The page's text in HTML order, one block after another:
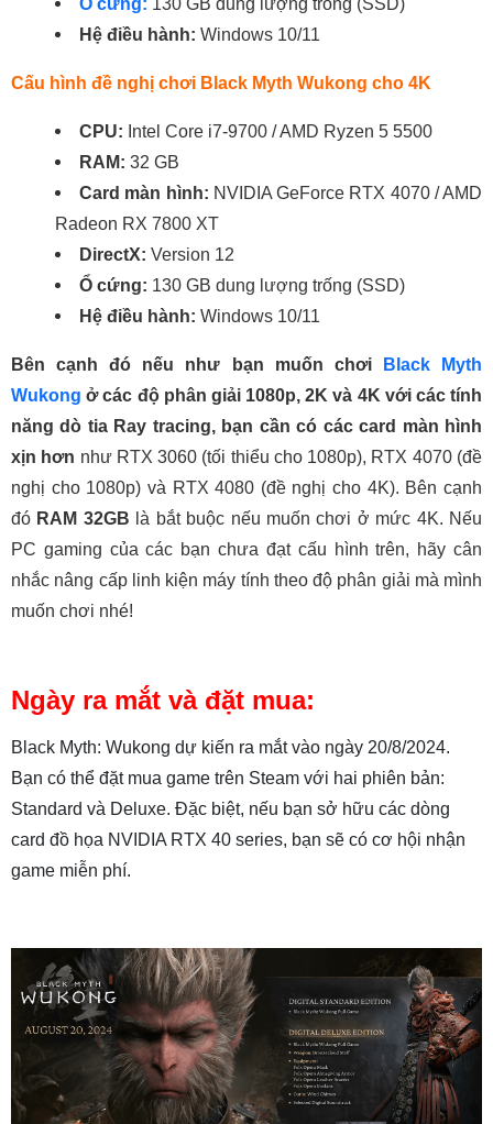
Ổ cứng: 130 GB dung lượng trống (SSD)
Hệ điều hành: Windows 10/11
Cấu hình đề nghị chơi Black Myth Wukong cho 4K
CPU: Intel Core i7-9700 / AMD Ryzen 5 5500
RAM: 32 GB
Card màn hình: NVIDIA GeForce RTX 4070 / AMD
Radeon RX 7800 XT
DirectX: Version 12
Ổ cứng: 130 GB dung lượng trống (SSD)
Hệ điều hành: Windows 10/11
Bên cạnh đó nếu như bạn muốn chơi
Black Myth
Wukong ở các độ phân giải 1080p, 2K và 4K với các tính
năng dò tia Ray tracing, bạn cần có các card màn hình
xịn hơn như RTX 3060 (tối thiểu cho 1080p), RTX 4070 (đề
nghị cho 1080p) và RTX 4080 (đề nghị cho 4K). Bên cạnh
đó RAM 32GB là bắt buộc nếu muốn chơi ở mức 4K. Nếu
PC gaming của các bạn chưa đạt cấu hình trên, hãy cân
nhắc nâng cấp linh kiện máy tính theo độ phân giải mà mình
muốn chơi nhé!
Ngày ra mắt và đặt mua:
Black Myth: Wukong dự kiến ra mắt vào ngày 20/8/2024.
Bạn có thể đặt mua game trên Steam với hai phiên bản:
Standard và Deluxe. Đặc biệt, nếu bạn sở hữu các dòng
card đồ họa NVIDIA RTX 40 series, bạn sẽ có cơ hội nhận
game miễn phí.